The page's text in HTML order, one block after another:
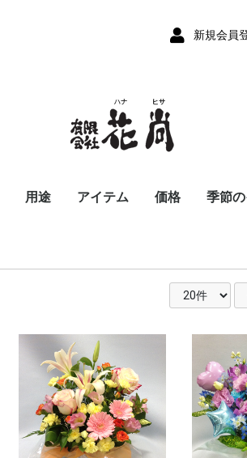
新規会員
用途 アイテム 価格 季節